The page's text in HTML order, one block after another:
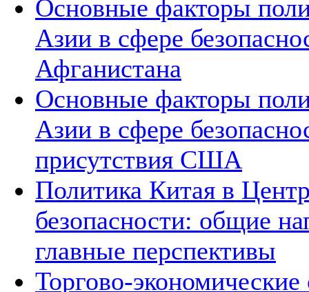
Основные факторы
Азии в сфере
Афганистана
Основные факторы
Азии в сфере
присутствия США
Политика Китая в
безопасности: общие
главные перспективы
Торгово-